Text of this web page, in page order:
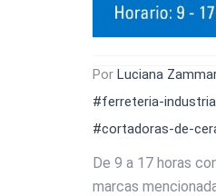
Por Luciana
#ferreteria-
#cortadoras-de-
De 9 a 17 horas
marcas